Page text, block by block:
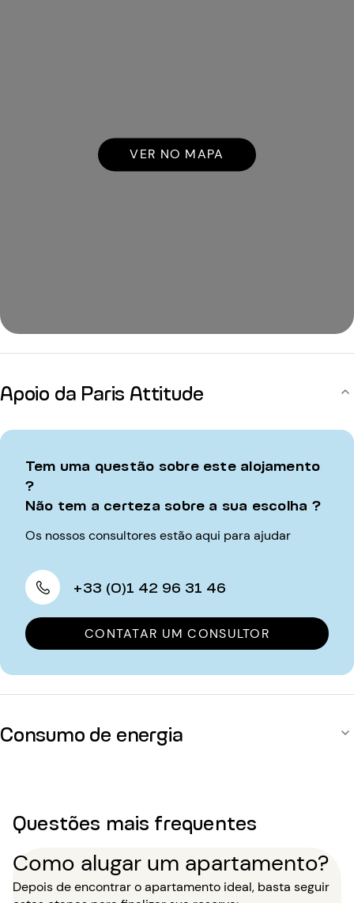
VER NO MAPA
Apoio da Paris Attitude
Tem uma questão sobre este alojamento
?
Não tem a certeza sobre a sua escolha ?
Os nossos consultores estão aqui para ajudar
+33 (0)1 42 96 31 46
CONTATAR UM CONSULTOR
Consumo de energia
Questões mais frequentes
Como alugar um apartamento?
Depois de encontrar o apartamento ideal, basta seguir